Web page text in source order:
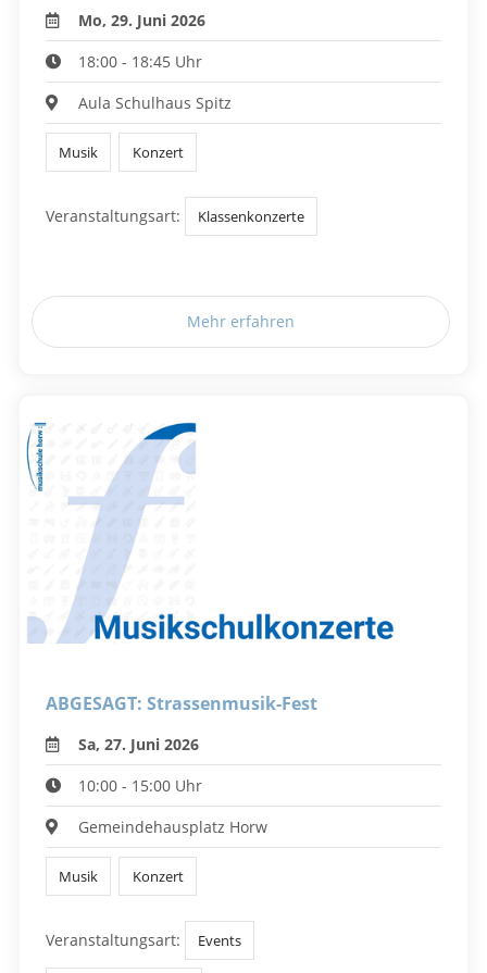
Mo, 29. Juni 2026
18:00 - 18:45 Uhr
Aula Schulhaus Spitz
Musik Konzert
Veranstaltungsart: Klassenkonzerte
Mehr erfahren
ABGESAGT: Strassenmusik-Fest
Sa, 27. Juni 2026
10:00 - 15:00 Uhr
Gemeindehausplatz Horw
Musik Konzert
Veranstaltungsart: Events